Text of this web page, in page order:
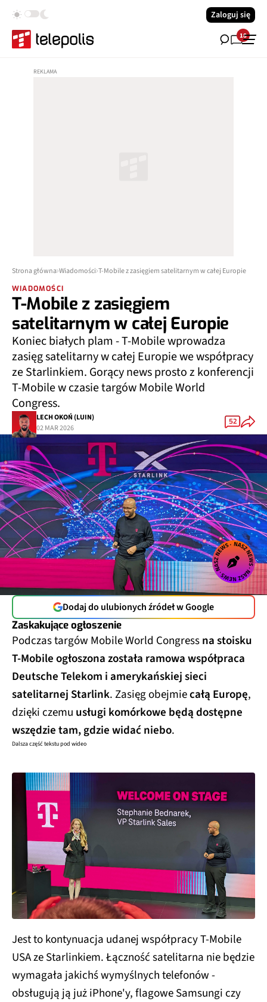
Zaloguj się
18
Strona główna Wiadomości T-Mobile z zasięgiem satelitarnym w całej Europie
WIADOMOŚCI
T-Mobile z zasięgiem
satelitarnym w całej Europie
Koniec białych plam - T-Mobile wprowadza
zasięg satelitarny w całej Europie we współpracy
ze Starlinkiem. Gorący news prosto z konferencji
T-Mobile w czasie targów Mobile World
Congress.
LECH OKOŃ (LUIN)
02 MAR 2026
52
Dodaj do ulubionych źródeł w Google
Zaskakujące ogłoszenie
Podczas targów Mobile World Congressna stoisku
T-Mobile ogłoszona została ramowa współpraca
Deutsche Telekom i amerykańskiej sieci
satelitarnej Starlink. Zasięg obejmiecałą Europę,
dzięki czemu usługi komórkowe będą dostępne
wszędzie tam, gdzie widać niebo.
Dalsza część tekstu pod wideo
Jest to kontynuacja udanej współpracy T-Mobile
USA ze Starlinkiem. Łączność satelitarna nie będzie
wymagała jakichś wymyślnych telefonów -
obsługują ją już iPhone'y, flagowe Samsungi czy